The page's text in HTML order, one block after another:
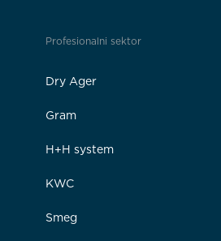
Profesionalni sektor
Dry Ager
Gram
H+H system
KWC
Smeg